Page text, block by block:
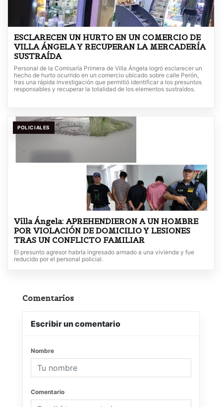
ESCLARECEN UN HURTO EN UN COMERCIO DE
VILLA ÁNGELA Y RECUPERAN LA MERCADERÍA
SUSTRAÍDA
Personal de la Comisaría Primera de Villa Ángela logró esclarecer un
hecho de hurto ocurrido en un comercio ubicado sobre calle Perón,
tras una rápida investigación que permitió identificar a los presuntos
responsables y recuperar la totalidad de los elementos sustraídos.
POLICIALES
Villa Ángela: APREHENDIERON A UN HOMBRE
POR VIOLACIÓN DE DOMICILIO Y LESIONES
TRAS UN CONFLICTO FAMILIAR
El presunto agresor habría ingresado armado a una vivienda y fue
reducido por el personal policial.
Comentarios
Escribir un comentario
Nombre
Comentario